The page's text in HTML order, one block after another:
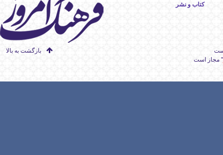
کتاب و نشر
بازگشت به بالا
" مجاز است